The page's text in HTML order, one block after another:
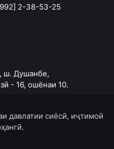
2-38-53-25
ш. Душанбе,
- 16, ошёнаи 10.
давлатии сиёсӣ, иҷтимоӣ